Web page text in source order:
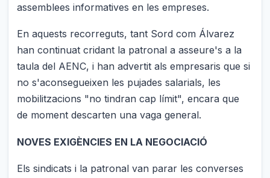
assemblees informatives en les empreses.
En aquests recorreguts, tant Sord com Álvarez
han continuat cridant la patronal a asseure's a la
taula del AENC, i han advertit als empresaris que si
no s'aconsegueixen les pujades salarials, les
mobilitzacions "no tindran cap límit", encara que
de moment descarten una vaga general.
NOVES EXIGÈNCIES EN LA NEGOCIACIÓ
Els sindicats i la patronal van parar les converses